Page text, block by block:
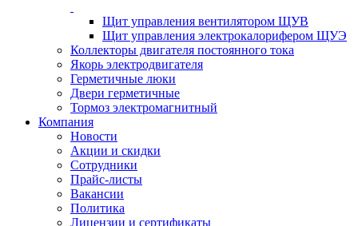
Щит управления вентилятором ЩУВ
Щит управления электрокалорифером ЩУЭ
Коллекторы двигателя постоянного тока
Якорь электродвигателя
Герметичные люки
Двери герметичные
Тормоз электромагнитный
Компания
Новости
Акции и скидки
Сотрудники
Прайс-листы
Вакансии
Политика
Лицензии и сертификаты